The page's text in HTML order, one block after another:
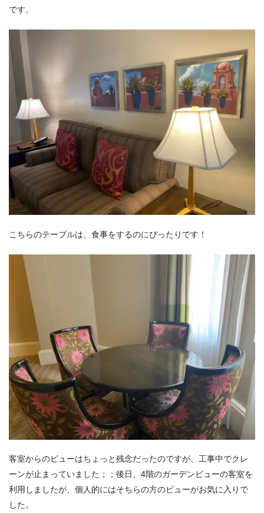
です。
こちらのテーブルは、食事をするのにぴったりです！
客室からのビューはちょっと残念だったのですが、工事中でクレ
ーンが止まっていました；；後日、4階のガーデンビューの客室を
利用しましたが、個人的にはそちらの方のビューがお気に入りで
した。